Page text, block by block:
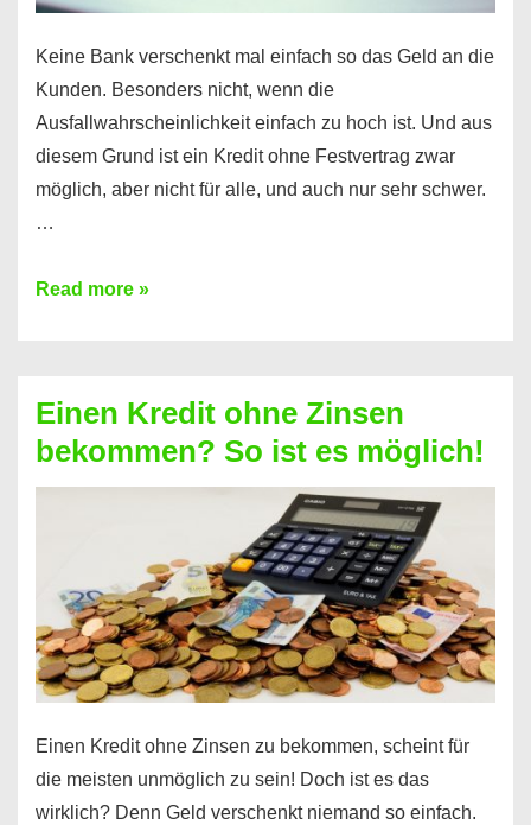
Keine Bank verschenkt mal einfach so das Geld an die
Kunden. Besonders nicht, wenn die
Ausfallwahrscheinlichkeit einfach zu hoch ist. Und aus
diesem Grund ist ein Kredit ohne Festvertrag zwar
möglich, aber nicht für alle, und auch nur sehr schwer.
…
Ist
Festvertrag
für
jeden
erfahren
Sie
es
Read more »
Einen Kredit ohne Zinsen
bekommen? So ist es möglich!
Einen Kredit ohne Zinsen zu bekommen, scheint für
die meisten unmöglich zu sein! Doch ist es das
wirklich? Denn Geld verschenkt niemand so einfach.